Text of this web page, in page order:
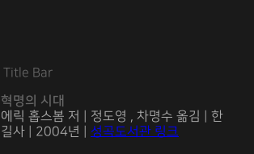
혁명의 시대
에릭 홉스봄 저 | 정도영 , 차명수 옮김 | 한
길사 | 2004년 | 성곡도서관 링크